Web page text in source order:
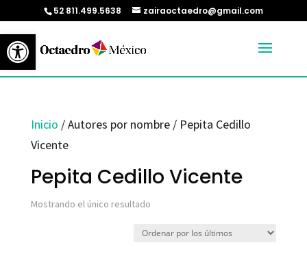
Abrir barra de herramientas
52 811.499.5638 zairaoctaedro@gmail.com
Inicio / Autores por nombre / Pepita Cedillo
Vicente
Pepita Cedillo Vicente
Mostrando el único resultado